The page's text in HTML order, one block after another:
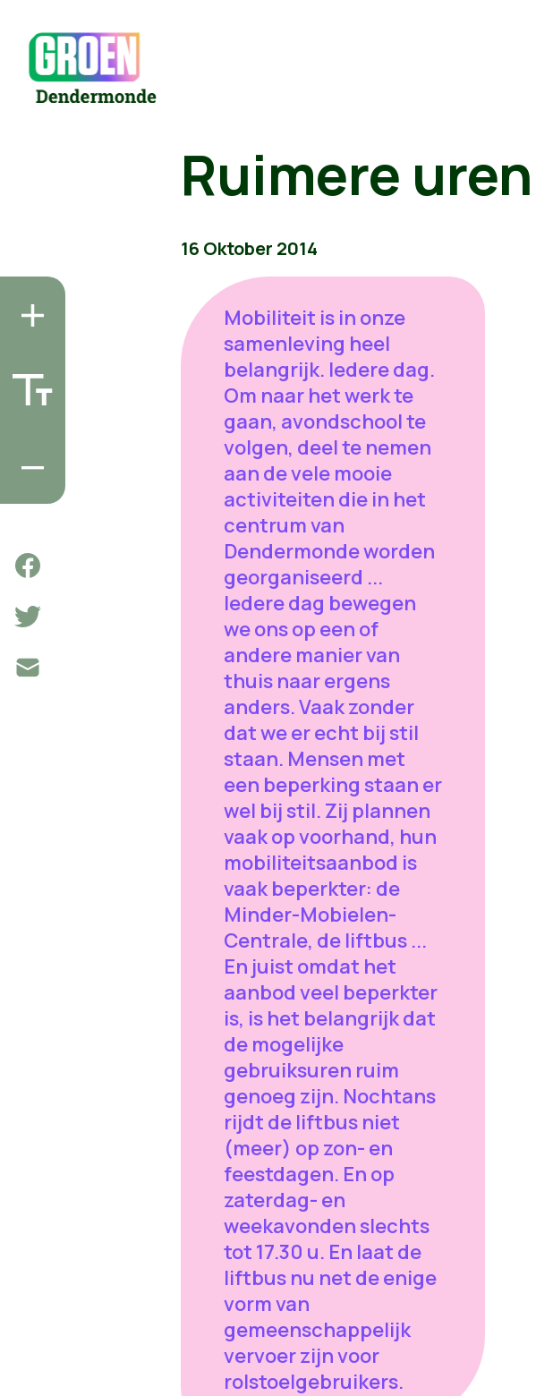
Ruimere
16 Oktober 2014
Mobiliteit is in onze
samenleving heel
belangrijk. Iedere dag.
Om naar het werk te
gaan, avondschool te
volgen, deel te nemen
aan de vele mooie
activiteiten die in het
centrum van
Dendermonde worden
georganiseerd ...
Iedere dag bewegen
we ons op een of
andere manier van
thuis naar ergens
anders. Vaak zonder
dat we er echt bij stil
staan. Mensen met
een beperking staan er
wel bij stil. Zij plannen
vaak op voorhand, hun
mobiliteitsaanbod is
vaak beperkter: de
Minder-Mobielen-
Centrale, de liftbus ...
En juist omdat het
aanbod veel beperkter
is, is het belangrijk dat
de mogelijke
gebruiksuren ruim
genoeg zijn. Nochtans
rijdt de liftbus niet
(meer) op zon- en
feestdagen. En op
zaterdag- en
weekavonden slechts
tot 17.30 u. En laat de
liftbus nu net de enige
vorm van
gemeenschappelijk
vervoer zijn voor
rolstoelgebruikers.